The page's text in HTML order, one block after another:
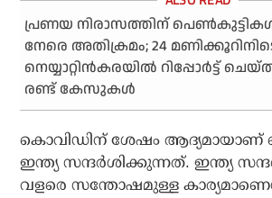
പ്രണയ നിരാസത്തിന്
നേരെ അതിക്രമം; 24
നെയ്യാറ്റിന്‍കരയില്‍ റിപ്പോര്‍ട്ട്
രണ്ട് കേസുകള്‍
കൊവിഡിന് ശേഷം ആദ്യമായാണ്
ഇന്ത്യ സന്ദര്‍ശിക്കുന്നത്. ഇന്ത്യ
വളരെ സന്തോഷമുള്ള